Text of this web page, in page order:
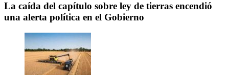
La caída del capítulo sobre ley de tierras encendió
una alerta política en el Gobierno